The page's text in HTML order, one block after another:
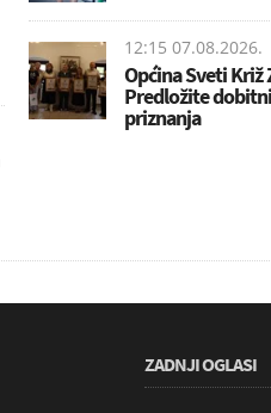
12:15 07.08.2026.
Općina Sveti Križ
Predložite
priznanja
ZADNJI OGLASI